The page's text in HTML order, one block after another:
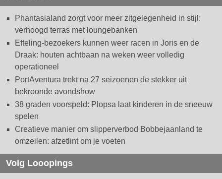
Phantasialand zorgt voor meer zitgelegenheid in stijl:
verhoogd terras met loungebanken
Efteling-bezoekers kunnen weer racen in Joris en de
Draak: houten achtbaan na weken weer volledig
operationeel
PortAventura trekt na 27 seizoenen de stekker uit
bekroonde avondshow
38 graden voorspeld: Plopsa laat kinderen in de sneeuw
spelen
Creatieve manier om slipperverbod Bobbejaanland te
omzeilen: afzetlint om je voeten
Volg Looopings